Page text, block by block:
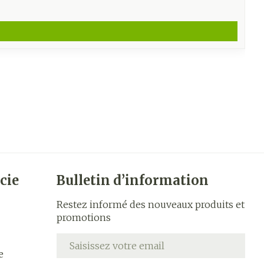
Bulletin d’information
Restez informé des nouveaux produits et
promotions
Adresse mail